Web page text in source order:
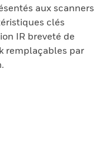
aux scanners
clés
IR breveté de
remplaçables par